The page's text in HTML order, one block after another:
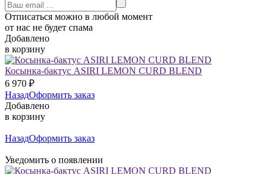
Отписаться можно в любой момент
от нас не будет спама
Добавлено
в корзину
Косынка-бактус ASIRI LEMON CURD BLEND
6 970 ₽
НазадОформить заказ
Добавлено
в корзину
НазадОформить заказ
Уведомить о появлении